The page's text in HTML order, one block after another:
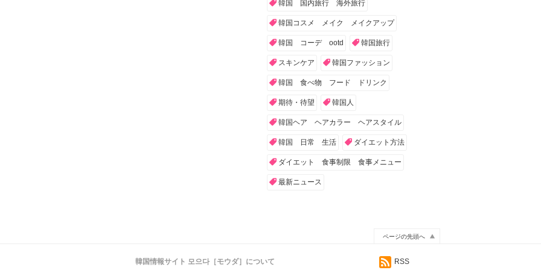
韓国 国内旅行 海外旅行
韓国コスメ メイク メイクアップ
韓国 コーデ ootd 韓国旅行
スキンケア 韓国ファッション
韓国 食べ物 フード ドリンク
期待・待望 韓国人
韓国ヘア ヘアカラー ヘアスタイル
韓国 日常 生活 ダイエット方法
ダイエット 食事制限 食事メニュー
最新ニュース
ページの先頭へ
韓国情報サイト 모으다［モウダ］について RSS